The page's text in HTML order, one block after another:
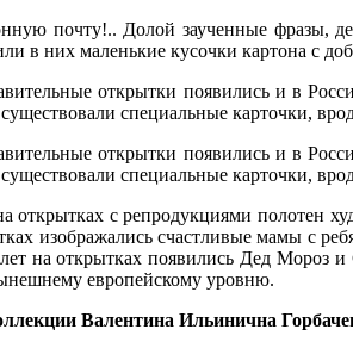
почту!.. Долой заученные фразы,
в них маленькие кусочки картона с
открытки появились и в
специальные карточки,
открытки появились и в
специальные карточки,
открытках с репродукциями полотен
изображались счастливые мамы с
на открытках появились Дед
европейскому уровню.
Валентина Ильинична